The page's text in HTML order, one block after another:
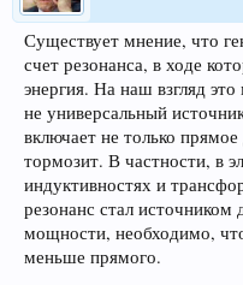
Существует мнение, что
счет резонанса, в ходе
энергия. На наш взгляд
не универсальный
включает не только
тормозит. В частности, в
индуктивностях и
резонанс стал источником
мощности, необходимо,
меньше прямого.